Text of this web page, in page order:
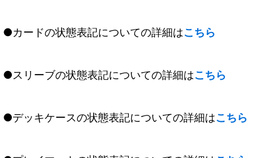
●カードの状態表記についての詳細はこちら
●スリーブの状態表記についての詳細はこちら
●デッキケースの状態表記についての詳細はこちら